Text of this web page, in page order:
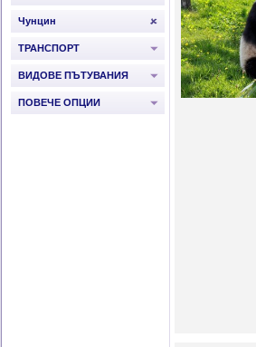
Чунцин
ТРАНСПОРТ
ВИДОВЕ ПЪТУВАНИЯ
ПОВЕЧЕ ОПЦИИ